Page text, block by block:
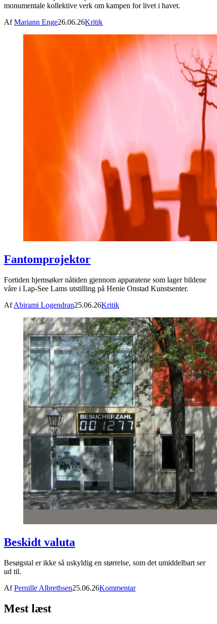
monumentale kollektive verk om kampen for livet i havet.
AfMariann Enge26.06.26Kritik
Fantomprojektor
Fortiden hjemsøker nåtiden gjennom apparatene som lager bildene
våre i Lap-See Lams utstilling på Henie Onstad Kunstsenter.
AfAbirami Logendran25.06.26Kritik
Beskidt valuta
Besøgstal er ikke så uskyldig en størrelse, som det umiddelbart ser
ud til.
AfPernille Albrethsen25.06.26Kommentar
Mest læst